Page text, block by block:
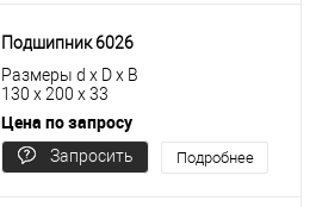
Подшипник 6026
Размеры d x D x B
130 x 200 x 33
Цена по запросу
Запросить
Подробнее